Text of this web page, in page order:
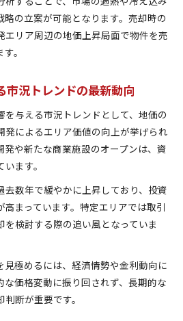
の立案が可能となります。売却時の
エリア周辺の地価上昇局面で物件を売
。
市況トレンドの最新動向
を与える市況トレンドとして、地価の
発によるエリア価値の向上が挙げられ
発や新たな商業施設のオープンは、資
ます。
去数年で緩やかに上昇しており、投資
まっています。特定エリアでは取引
検討する際の追い風となっていま
極めるには、経済情勢や金利動向に
な価格変動に振り回されず、長期的な
断が重要です。